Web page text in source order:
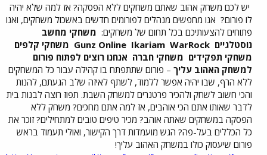
יש לכם משחק אהוב שאתם משחקים ללא הפסקה? אז למה שלא יהיה
לו פורום? אנו מחפשים מנהלים לפורומים חדשים באשכול משחקים, ואנו
פתוחים להצעותיכם בכל תחום של משחקים: משחקי מחשב
נוסטלגיים
Ikariam WarRock
משחקי קלפים
משחקי תפקידים משחקי חברה אנחנו רוצים לפתוח פורום
למשחק האהוב עליך – פורום שתתפתח בו קהילה עבור כל המשחקים
ללא הרף, שבו יהיה אפשר ללמוד, לשתף לאיזה שלב הגעתם, להנות
והכי חשוב לשחק ולהכיר פרטנרים למשחק השבת. תפוז רוצה לבנות בית
לדבר שאותו אתם הכי אוהבים, אז למה אתם מחכים? משחק ללא
הפסקה במשחקים שאתה אוהב? מכיר טיפים טובים למתחילים? זוכר את
כל הכללים בעל-פה? הגש מועמדות דרך הקישור, ואולי תעמוד בראש
פורום שיעסוק כולו במשחק האהוב עליך!